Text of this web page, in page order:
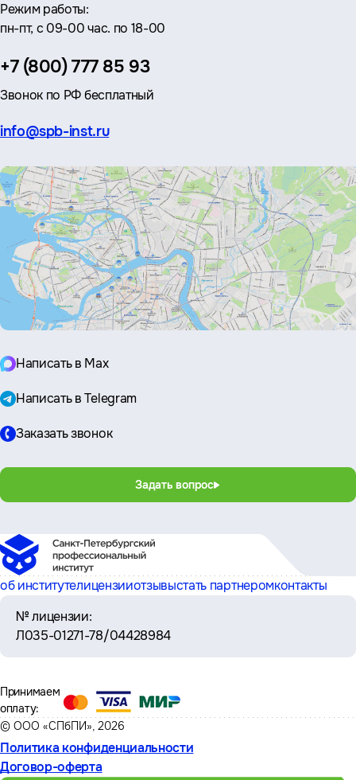
Режим работы:
пн-пт, с 09-00 час. по 18-00
Телефон:
+7 (800) 777 85 93
Звонок по РФ бесплатный
Эл.
info@spb-inst.ru
Написать в Max
Написать в Telegram
Заказать звонок
Задать вопрос
об институтелицензииотзывыстать партнеромконтакты
№ лицензии:
Л035-01271-78/04428984
© ООО «СПбПИ», 2026
Политика конфиденциальности
Договор-оферта
Принимаем
оплату: